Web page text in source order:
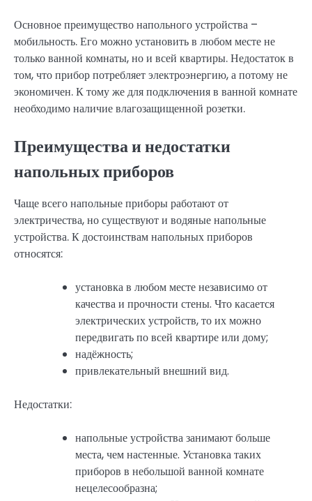
Основное преимущество напольного устройства –
мобильность. Его можно установить в любом месте не
только ванной комнаты, но и всей квартиры. Недостаток в
том, что прибор потребляет электроэнергию, а потому не
экономичен. К тому же для подключения в ванной комнате
необходимо наличие влагозащищенной розетки.
Преимущества и недостатки
напольных приборов
Чаще всего напольные приборы работают от
электричества, но существуют и водяные напольные
устройства. К достоинствам напольных приборов
относятся:
установка в любом месте независимо от
качества и прочности стены. Что касается
электрических устройств, то их можно
передвигать по всей квартире или дому;
надёжность;
привлекательный внешний вид.
Недостатки:
напольные устройства занимают больше
места, чем настенные. Установка таких
приборов в небольшой ванной комнате
нецелесообразна;